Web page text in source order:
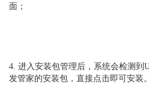
面；
4. 进入安装包管理后，系统会检测到
发管家的安装包，直接点击即可安装。